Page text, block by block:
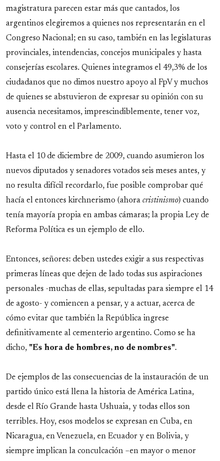
magistratura parecen estar más que cantados, los
argentinos elegiremos a quienes nos representarán en el
Congreso Nacional; en su caso, también en las legislaturas
provinciales, intendencias, concejos municipales y hasta
consejerías escolares. Quienes integramos el 49,3% de los
ciudadanos que no dimos nuestro apoyo al FpV y muchos
de quienes se abstuvieron de expresar su opinión con su
ausencia necesitamos, imprescindiblemente, tener voz,
voto y control en el Parlamento.
Hasta el 10 de diciembre de 2009, cuando asumieron los
nuevos diputados y senadores votados seis meses antes, y
no resulta difícil recordarlo, fue posible comprobar qué
hacía el entonces kirchnerismo (ahora cristinismo) cuando
tenía mayoría propia en ambas cámaras; la propia Ley de
Reforma Política es un ejemplo de ello.
Entonces, señores: deben ustedes exigir a sus respectivas
primeras líneas que dejen de lado todas sus aspiraciones
personales -muchas de ellas, sepultadas para siempre el 14
de agosto- y comiencen a pensar, y a actuar, acerca de
cómo evitar que también la República ingrese
definitivamente al cementerio argentino. Como se ha
dicho, "Es hora de hombres, no de nombres".
De ejemplos de las consecuencias de la instauración de un
partido único está llena la historia de América Latina,
desde el Río Grande hasta Ushuaia, y todas ellos son
terribles. Hoy, esos modelos se expresan en Cuba, en
Nicaragua, en Venezuela, en Ecuador y en Bolivia, y
siempre implican la conculcación –en mayor o menor